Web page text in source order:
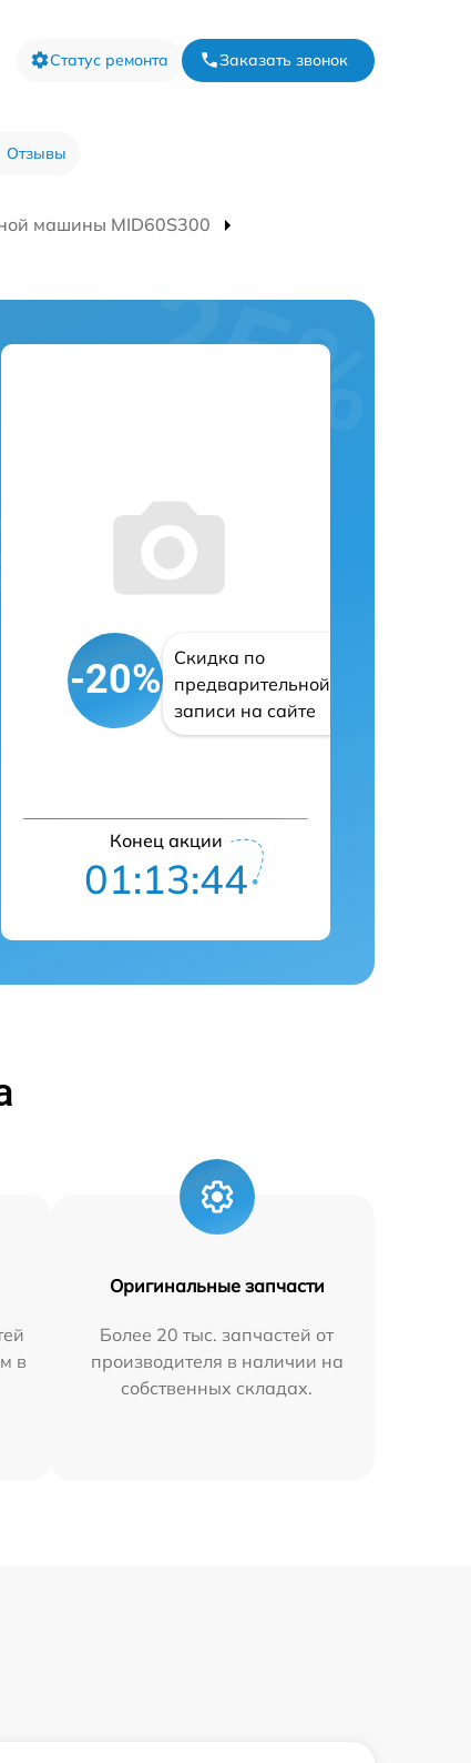
Статус ремонта Заказать звонок
Отзывы
машины MID60S300
-20%
Скидка по
предварительной
записи на сайте
Конец акции
01:13:43
в
Оригинальные запчасти
Более 20 тыс. запчастей от
производителя в наличии на
собственных складах.